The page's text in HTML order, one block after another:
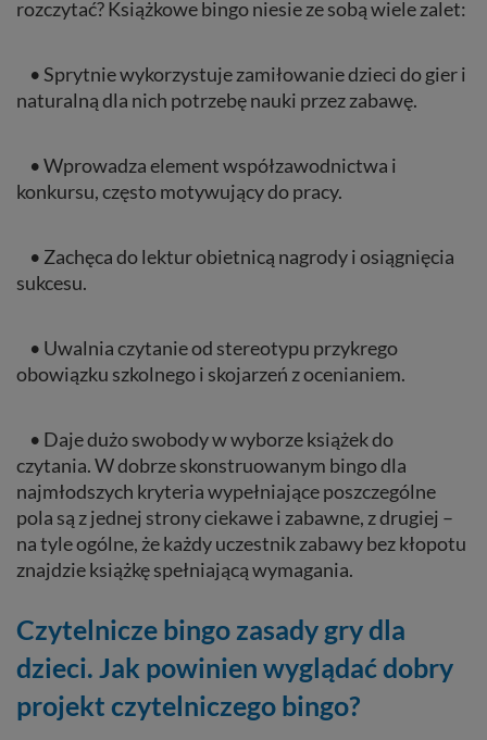
rozczytać? Książkowe bingo niesie ze sobą wiele zalet:
• Sprytnie wykorzystuje zamiłowanie dzieci do gier i
naturalną dla nich potrzebę nauki przez zabawę.
• Wprowadza element współzawodnictwa i
konkursu, często motywujący do pracy.
• Zachęca do lektur obietnicą nagrody i osiągnięcia
sukcesu.
• Uwalnia czytanie od stereotypu przykrego
obowiązku szkolnego i skojarzeń z ocenianiem.
• Daje dużo swobody w wyborze książek do
czytania. W dobrze skonstruowanym bingo dla
najmłodszych kryteria wypełniające poszczególne
pola są z jednej strony ciekawe i zabawne, z drugiej –
na tyle ogólne, że każdy uczestnik zabawy bez kłopotu
znajdzie książkę spełniającą wymagania.
Czytelnicze bingo zasady gry dla
dzieci. Jak powinien wyglądać dobry
projekt czytelniczego bingo?